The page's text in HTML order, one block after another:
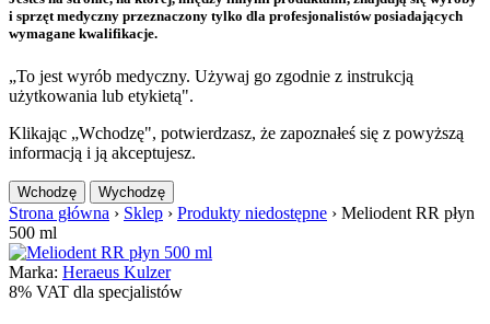
i sprzęt medyczny przeznaczony tylko dla profesjonalistów posiadających
wymagane kwalifikacje.
„To jest wyrób medyczny. Używaj go zgodnie z instrukcją
użytkowania lub etykietą".
Klikając „Wchodzę", potwierdzasz, że zapoznałeś się z powyższą
informacją i ją akceptujesz.
Wchodzę Wychodzę
Strona główna › Sklep › Produkty niedostępne › Meliodent RR płyn
500 ml
Marka: Heraeus Kulzer
8% VAT dla specjalistów